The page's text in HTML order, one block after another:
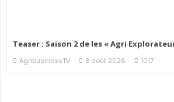
Teaser : Saison 2 de les « Agri
AgribusinessTV 8 août 2026 1017